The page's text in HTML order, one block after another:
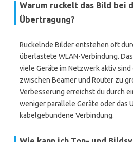
Warum ruckelt das Bild bei
Übertragung?
Ruckelnde Bilder entstehen oft
überlastete WLAN-Verbindung.
viele Geräte im Netzwerk aktiv sind
zwischen Beamer und Router zu
Verbesserung erreichst du durch
weniger parallele Geräte oder das
kabelgebundene Verbindung.